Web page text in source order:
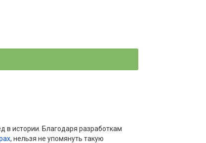
в истории. Благодаря разработкам
, нельзя не упомянуть такую